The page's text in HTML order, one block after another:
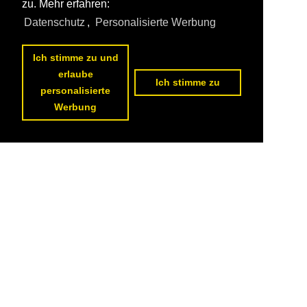
zu. Mehr erfahren:
Datenschutz , Personalisierte Werbung
Ich stimme zu und
erlaube
personalisierte
Werbung
Ich stimme zu